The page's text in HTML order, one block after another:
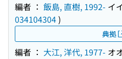
編者 ： 飯島, 直樹, 1992- イ
034104304)
典拠
編者 ： 大江, 洋代, 1977- オ